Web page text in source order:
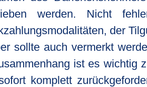
werden. Nicht
der
sollte auch vermerkt
ist es wichtig
komplett